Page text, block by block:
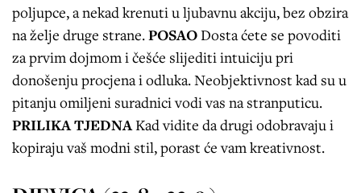
poljupce, a nekad krenuti u ljubavnu akciju, bez obzira
na želje druge strane.POSAODosta ćete se povoditi
za prvim dojmom i češće slijediti intuiciju pri
donošenju procjena i odluka. Neobjektivnost kad su u
pitanju omiljeni suradnici vodi vas na stranputicu.
PRILIKA TJEDNAKad vidite da drugi odobravaju i
kopiraju vaš modni stil, porast će vam kreativnost.